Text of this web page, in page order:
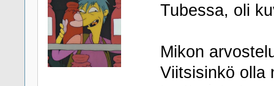
Tubessa, oli
Mikon
Viitsisinkö olla